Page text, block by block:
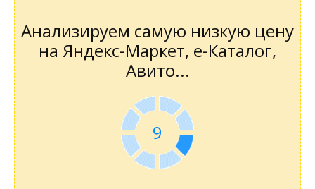
Анализируем самую низкую цену
на Яндекс-Маркет, е-Каталог,
Авито...
9